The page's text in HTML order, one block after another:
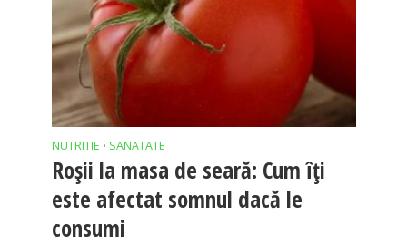
NUTRITIE • SANATATE
Roșii la masa de seară: Cum îți
este afectat somnul dacă le
consumi